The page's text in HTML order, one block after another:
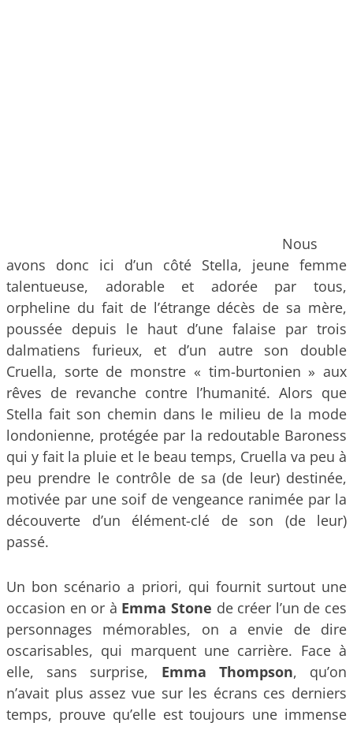
Nous
avons donc ici d’un côté Stella, jeune femme
talentueuse, adorable et adorée par tous,
orpheline du fait de l’étrange décès de sa mère,
poussée depuis le haut d’une falaise par trois
dalmatiens furieux, et d’un autre son double
Cruella, sorte de monstre « tim-burtonien » aux
rêves de revanche contre l’humanité. Alors que
Stella fait son chemin dans le milieu de la mode
londonienne, protégée par la redoutable Baroness
qui y fait la pluie et le beau temps, Cruella va peu à
peu prendre le contrôle de sa (de leur) destinée,
motivée par une soif de vengeance ranimée par la
découverte d’un élément-clé de son (de leur)
passé.
Un bon scénario a priori, qui fournit surtout une
occasion en or à Emma Stone de créer l’un de ces
personnages mémorables, on a envie de dire
oscarisables, qui marquent une carrière. Face à
elle, sans surprise, Emma Thompson, qu’on
n’avait plus assez vue sur les écrans ces derniers
temps, prouve qu’elle est toujours une immense